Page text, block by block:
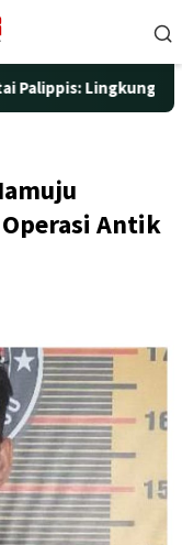
Lingkungan dan
Antik